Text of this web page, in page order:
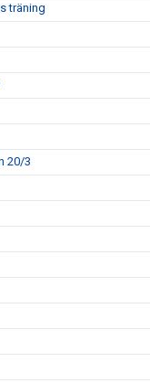
träning
20/3